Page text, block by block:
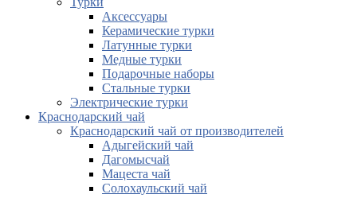
Аксессуары
Керамические турки
Латунные турки
Медные турки
Подарочные наборы
Стальные турки
Электрические турки
Краснодарский чай
Краснодарский чай от производителей
Адыгейский чай
Дагомысчай
Мацеста чай
Солохаульский чай